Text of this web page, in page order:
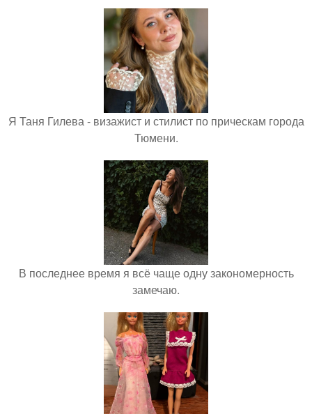
Я Таня Гилева - визажист и стилист по прическам города
Тюмени.
В последнее время я всё чаще одну закономерность
замечаю.